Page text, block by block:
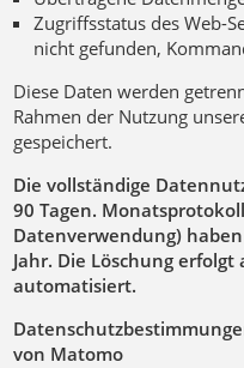
Zugriffsstatus des Web-
nicht gefunden,
Diese Daten werden
Rahmen der Nutzung
gespeichert.
Die vollständige
90 Tagen.
Datenverwendung)
Jahr. Die Löschung
automatisiert.
von Matomo